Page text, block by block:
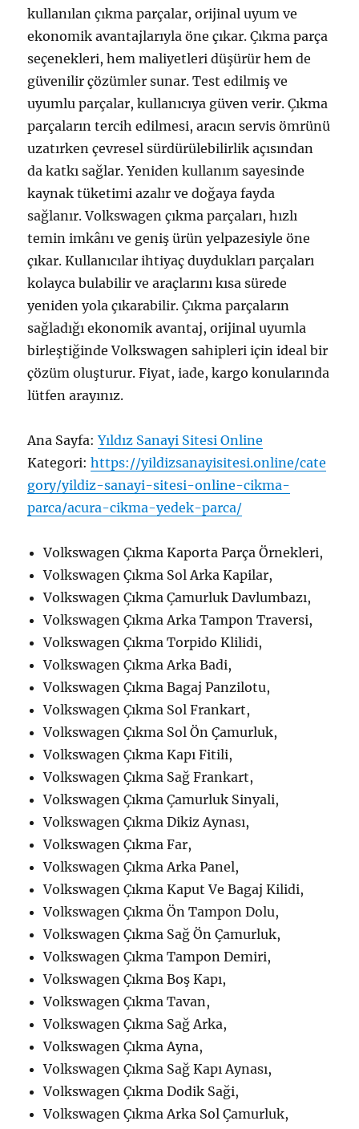
kullanılan çıkma parçalar, orijinal uyum ve
ekonomik avantajlarıyla öne çıkar. Çıkma parça
seçenekleri, hem maliyetleri düşürür hem de
güvenilir çözümler sunar. Test edilmiş ve
uyumlu parçalar, kullanıcıya güven verir. Çıkma
parçaların tercih edilmesi, aracın servis ömrünü
uzatırken çevresel sürdürülebilirlik açısından
da katkı sağlar. Yeniden kullanım sayesinde
kaynak tüketimi azalır ve doğaya fayda
sağlanır. Volkswagen çıkma parçaları, hızlı
temin imkânı ve geniş ürün yelpazesiyle öne
çıkar. Kullanıcılar ihtiyaç duydukları parçaları
kolayca bulabilir ve araçlarını kısa sürede
yeniden yola çıkarabilir. Çıkma parçaların
sağladığı ekonomik avantaj, orijinal uyumla
birleştiğinde Volkswagen sahipleri için ideal bir
çözüm oluşturur. Fiyat, iade, kargo konularında
lütfen arayınız.
Ana Sayfa:Yıldız Sanayi Sitesi Online
Kategori:https://yildizsanayisitesi.online/cate
gory/yildiz-sanayi-sitesi-online-cikma-
parca/acura-cikma-yedek-parca/
Volkswagen Çıkma Kaporta Parça Örnekleri,
Volkswagen Çıkma Sol Arka Kapilar,
Volkswagen Çıkma Çamurluk Davlumbazı,
Volkswagen Çıkma Arka Tampon Traversi,
Volkswagen Çıkma Torpido Klilidi,
Volkswagen Çıkma Arka Badi,
Volkswagen Çıkma Bagaj Panzilotu,
Volkswagen Çıkma Sol Frankart,
Volkswagen Çıkma Sol Ön Çamurluk,
Volkswagen Çıkma Kapı Fitili,
Volkswagen Çıkma Sağ Frankart,
Volkswagen Çıkma Çamurluk Sinyali,
Volkswagen Çıkma Dikiz Aynası,
Volkswagen Çıkma Far,
Volkswagen Çıkma Arka Panel,
Volkswagen Çıkma Kaput Ve Bagaj Kilidi,
Volkswagen Çıkma Ön Tampon Dolu,
Volkswagen Çıkma Sağ Ön Çamurluk,
Volkswagen Çıkma Tampon Demiri,
Volkswagen Çıkma Boş Kapı,
Volkswagen Çıkma Tavan,
Volkswagen Çıkma Sağ Arka,
Volkswagen Çıkma Ayna,
Volkswagen Çıkma Sağ Kapı Aynası,
Volkswagen Çıkma Dodik Saği,
Volkswagen Çıkma Arka Sol Çamurluk,